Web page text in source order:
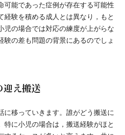
可能であった症例が存在する可能性
経験を積める成人とは異なり，もと
児の場合では対応の練度が上がらな
験の差も問題の背景にあるのでしょ
迎え搬送
移っていきます。誰がどう搬送に
特に小児の場合は，搬送経験がほと